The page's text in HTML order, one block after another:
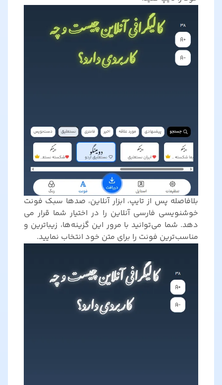
بلافاصله پس از تایپ، ابزار آنلاین، صدها سبک فونت
خوشنویسی فارسی آنلاین را در اختیار شما قرار می
دهد. شما می‌توانید با مرور این گزینه‌ها، زیباترین و
مناسب‌ترین فونت را برای متن خود انتخاب نمایید.